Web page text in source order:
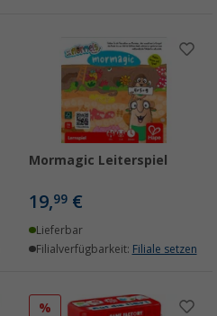
Mormagic Leiterspiel
19,99 €
Lieferbar
Filialverfügbarkeit: Filiale setzen
%